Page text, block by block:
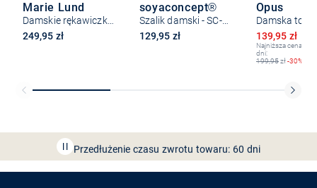
Marie Lund
Damskie rękawiczki z czystego kaszmiru
249,95 zł
soyaconcept®
Szalik damski - SC-Canna
129,95 zł
Opus
Obniżona
139,95 zł
Najniższa cena z
dni:
199,95zł-30%
Przedłużenie czasu zwrotu towaru: 60 dni
Odkryj aplikację VANGRAAF